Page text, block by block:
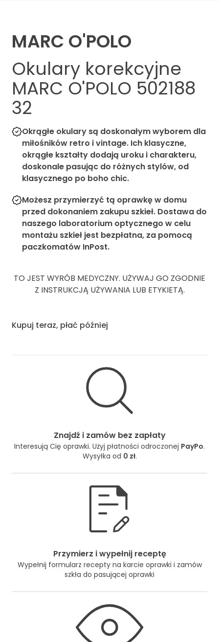
MARC O'POLO
Okulary korekcyjne
MARC O'POLO 502188
32
Okrągłe okulary są doskonałym wyborem dla
miłośników retro i vintage. Ich klasyczne,
okrągłe kształty dodają uroku i charakteru,
doskonale pasując do różnych stylów, od
klasycznego po boho chic.
Możesz przymierzyć tą oprawkę w domu
przed dokonaniem zakupu szkieł. Dostawa do
naszego laboratorium optycznego w celu
montażu szkieł jest bezpłatna, za pomocą
paczkomatów InPost.
TO JEST WYRÓB MEDYCZNY. UŻYWAJ GO ZGODNIE
Z INSTRUKCJĄ UŻYWANIA LUB ETYKIETĄ.
Kupuj teraz, płać później
Znajdź i zamów bez zapłaty
Interesują Cię oprawki. Użyj płatności odroczonej PayPo.
Wysyłka od 0 zł.
Przymierz i wypełnij receptę
Wypełnij formularz recepty na karcie oprawki i zamów
szkła do pasującej oprawki